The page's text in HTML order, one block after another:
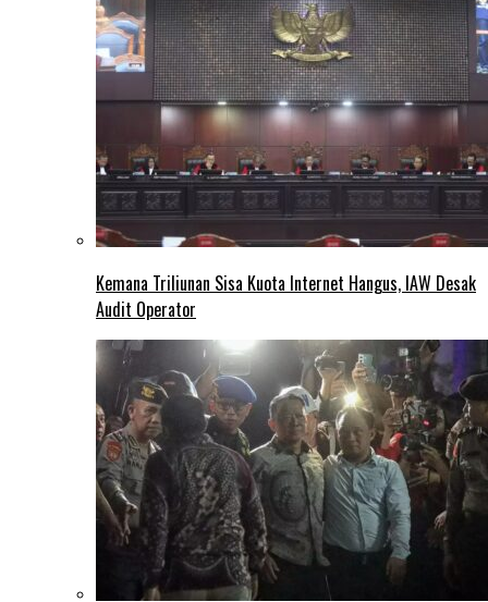
Kemana Triliunan Sisa Kuota Internet Hangus, IAW Desak
Audit Operator